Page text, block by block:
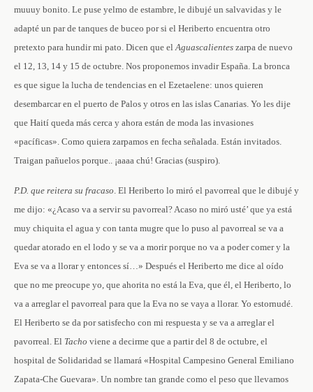
muuuy bonito. Le puse yelmo de estambre, le dibujé un salvavidas y le
adapté un par de tanques de buceo por si el Heriberto encuentra otro
pretexto para hundir mi pato. Dicen que elAguascalientes zarpa de nuevo
el 12, 13, 14 y 15 de octubre. Nos proponemos invadir España. La bronca
es que sigue la lucha de tendencias en el Ezetaelene: unos quieren
desembarcar en el puerto de Palos y otros en las islas Canarias. Yo les dije
que Haití queda más cerca y ahora están de moda las invasiones
«pacíficas». Como quiera zarpamos en fecha señalada. Están invitados.
Traigan pañuelos porque.. ¡aaaa chú! Gracias (suspiro).
P.D. que reitera su fracaso. El Heriberto lo miró el pavorreal que le dibujé y
me dijo: «¿Acaso va a servir su pavorreal? Acaso no miró usté’ que ya está
muy chiquita el agua y con tanta mugre que lo puso al pavorreal se va a
quedar atorado en el lodo y se va a morir porque no va a poder comer y la
Eva se va a llorar y entonces sí…» Después el Heriberto me dice al oído
que no me preocupe yo, que ahorita no está la Eva, que él, el Heriberto, lo
va a arreglar el pavorreal para que la Eva no se vaya a llorar. Yo estornudé.
El Heriberto se da por satisfecho con mi respuesta y se va a arreglar el
pavorreal. El Tacho viene a decirme que a partir del 8 de octubre, el
hospital de Solidaridad se llamará «Hospital Campesino General Emiliano
Zapata-Che Guevara». Un nombre tan grande como el peso que llevamos